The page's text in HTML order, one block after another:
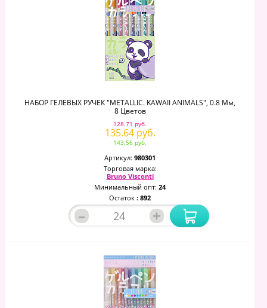
НАБОР ГЕЛЕВЫХ РУЧЕК "METALLIC. KAWAII ANIMALS", 0.8 Мм,
8 Цветов
128.71 руб.
135.64 руб.
143.56 руб.
Артикул: 980301
Торговая марка:
Bruno Visconti
Минимальный опт: 24
Остаток : 892
– +